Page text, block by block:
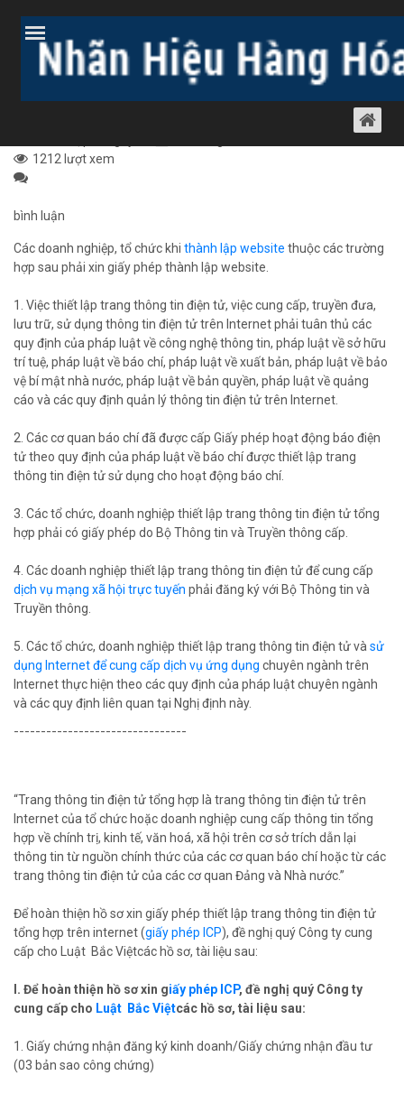
TƯ VẤN XIN GIẤY PHÉP THÀNH LẬP
1212 lượt xem
bình luận
Các doanh nghiệp, tổ chức khi thành lập website thuộc các trường
hợp sau phải xin giấy phép thành lập website.
1. Việc thiết lập trang thông tin điện tử, việc cung cấp, truyền đưa,
lưu trữ, sử dụng thông tin điện tử trên Internet phải tuân thủ các
quy định của pháp luật về công nghệ thông tin, pháp luật về sở hữu
trí tuệ, pháp luật về báo chí, pháp luật về xuất bản, pháp luật về bảo
vệ bí mật nhà nước, pháp luật về bản quyền, pháp luật về quảng
cáo và các quy định quản lý thông tin điện tử trên Internet.
2. Các cơ quan báo chí đã được cấp Giấy phép hoạt động báo điện
tử theo quy định của pháp luật về báo chí được thiết lập trang
thông tin điện tử sử dụng cho hoạt động báo chí.
3. Các tổ chức, doanh nghiệp thiết lập trang thông tin điện tử tổng
hợp phải có giấy phép do Bộ Thông tin và Truyền thông cấp.
4. Các doanh nghiệp thiết lập trang thông tin điện tử để cung cấp
dịch vụ mạng xã hội trực tuyến phải đăng ký với Bộ Thông tin và
Truyền thông.
5. Các tổ chức, doanh nghiệp thiết lập trang thông tin điện tử và sử
dụng Internet để cung cấp dịch vụ ứng dụng chuyên ngành trên
Internet thực hiện theo các quy định của pháp luật chuyên ngành
và các quy định liên quan tại Nghị định này.
--------------------------------
“Trang thông tin điện tử tổng hợp là trang thông tin điện tử trên
Internet của tổ chức hoặc doanh nghiệp cung cấp thông tin tổng
hợp về chính trị, kinh tế, văn hoá, xã hội trên cơ sở trích dẫn lại
thông tin từ nguồn chính thức của các cơ quan báo chí hoặc từ các
trang thông tin điện tử của các cơ quan Đảng và Nhà nước.”
Để hoàn thiện hồ sơ xin giấy phép thiết lập trang thông tin điện tử
tổng hợp trên internet (giấy phép ICP), đề nghị quý Công ty cung
cấp cho Luật Bắc Việtcác hồ sơ, tài liệu sau:
I. Để hoàn thiện hồ sơ xin giấy phép ICP, đề nghị quý Công ty
cung cấp cho Luật Bắc Việtcác hồ sơ, tài liệu sau:
1. Giấy chứng nhận đăng ký kinh doanh/Giấy chứng nhận đầu tư
(03 bản sao công chứng)